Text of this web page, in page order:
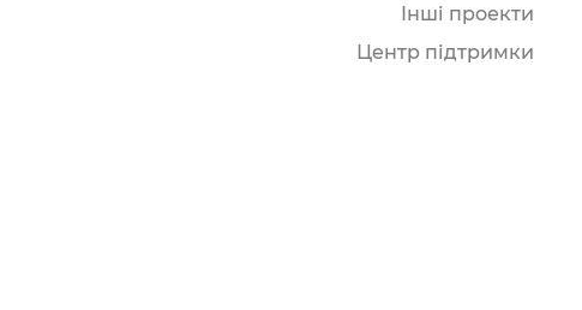
Інші проекти
Центр підтримки